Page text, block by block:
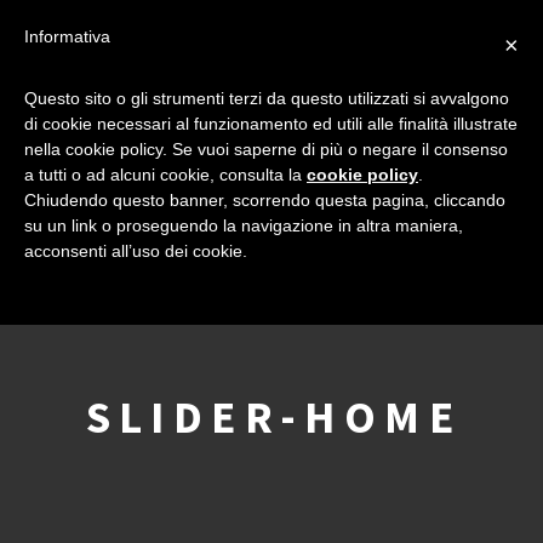
SLIDER-HOME
×
Informativa
Questo sito o gli strumenti terzi da questo utilizzati si avvalgono
di cookie necessari al funzionamento ed utili alle finalità illustrate
nella cookie policy. Se vuoi saperne di più o negare il consenso
a tutti o ad alcuni cookie, consulta la cookie policy
Chiudendo questo banner, scorrendo questa pagina, cliccando
su un link o proseguendo la navigazione in altra maniera,
acconsenti all’uso dei cookie.